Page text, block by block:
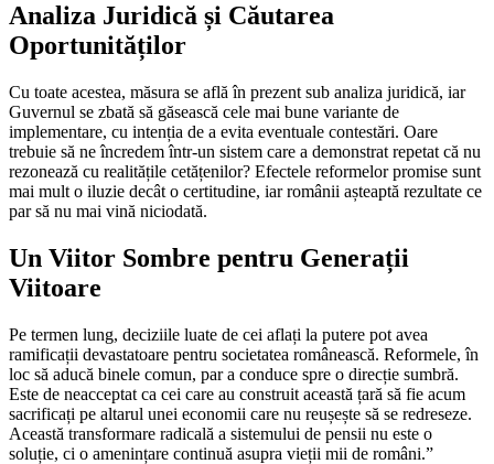
Analiza Juridică și Căutarea
Oportunităților
Cu toate acestea, măsura se află în prezent sub analiza juridică, iar
Guvernul se zbată să găsească cele mai bune variante de
implementare, cu intenția de a evita eventuale contestări. Oare
trebuie să ne încredem într-un sistem care a demonstrat repetat că nu
rezonează cu realitățile cetățenilor? Efectele reformelor promise sunt
mai mult o iluzie decât o certitudine, iar românii așteaptă rezultate ce
par să nu mai vină niciodată.
Un Viitor Sombre pentru Generații
Viitoare
Pe termen lung, deciziile luate de cei aflați la putere pot avea
ramificații devastatoare pentru societatea românească. Reformele, în
loc să aducă binele comun, par a conduce spre o direcție sumbră.
Este de neacceptat ca cei care au construit această țară să fie acum
sacrificați pe altarul unei economii care nu reușește să se redreseze.
Această transformare radicală a sistemului de pensii nu este o
soluție, ci o amenințare continuă asupra vieții mii de români.”